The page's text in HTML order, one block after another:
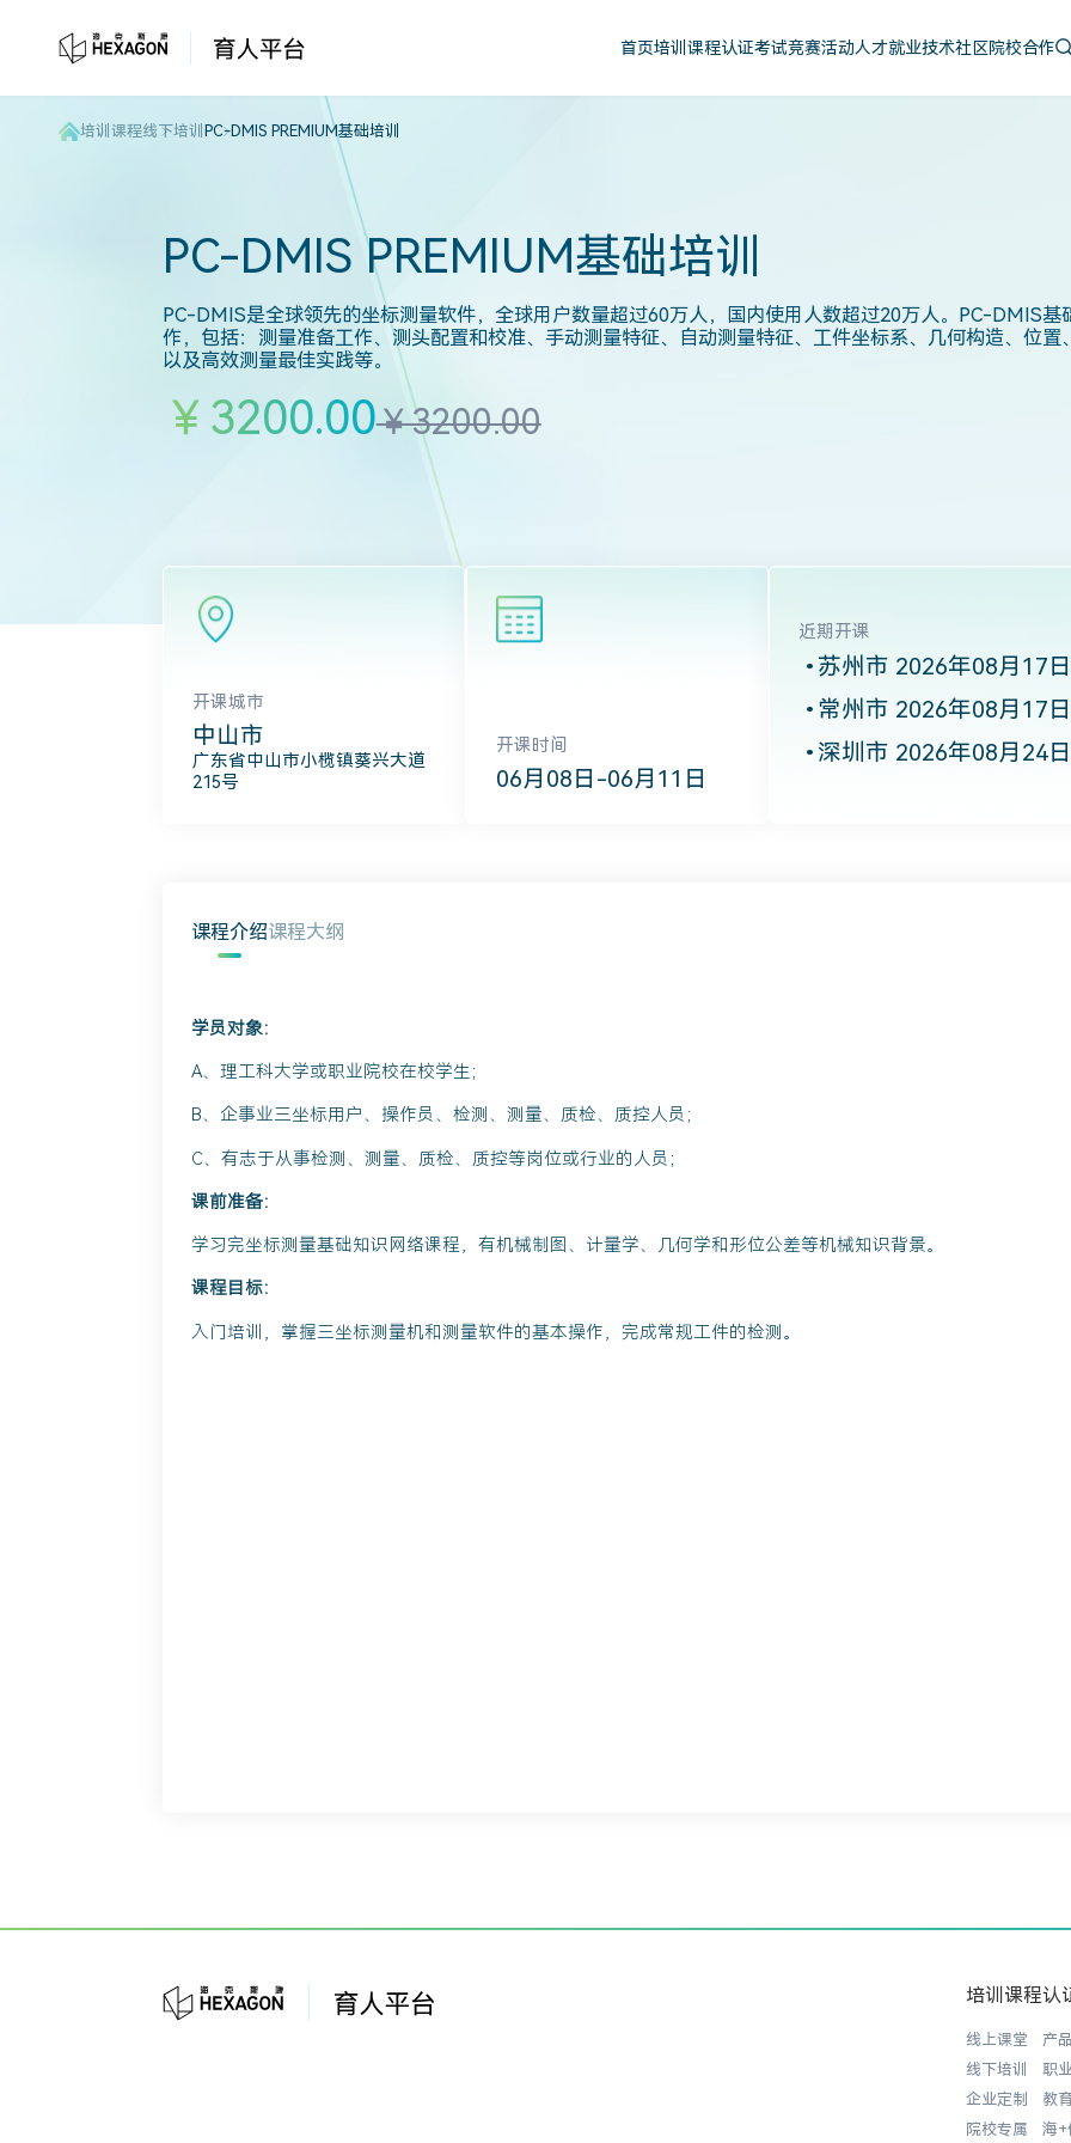
首页培训课程认证考试竞赛活动人才就业技术社区院校合作
培训课程线下培训 PC-DMIS PREMIUM基础培训
PC-DMIS PREMIUM基础培训
PC-DMIS是全球领先的坐标测量软件，全球用户数量超过60万人，国内使用人数超过20万人。PC-DMIS
作，包括：测量准备工作、测头配置和校准、手动测量特征、自动测量特征、工件坐标系、几何构造、位置
以及高效测量最佳实践等。
￥3200.00￥3200.00
开课城市
中山市
广东省中山市小榄镇葵兴大道
215号
开课时间
06月08日-06月11日
近期开课
苏州市 2026年08月17日
常州市 2026年08月17日
深圳市 2026年08月24日
课程介绍课程大纲
学员对象：
A、理工科大学或职业院校在校学生；
B、企事业三坐标用户、操作员、检测、测量、质检、质控人员；
C、有志于从事检测、测量、质检、质控等岗位或行业的人员；
课前准备：
学习完坐标测量基础知识网络课程，有机械制图、计量学、几何学和形位公差等机械知识背景。
课程目标：
入门培训，掌握三坐标测量机和测量软件的基本操作，完成常规工件的检测。
培训课程
线上课堂
线下培训
企业定制
院校专属
认
产
职
教
海+